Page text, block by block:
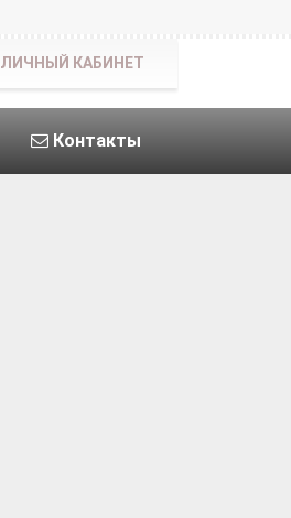
Контакты
ЛИЧНЫЙ КАБИНЕТ